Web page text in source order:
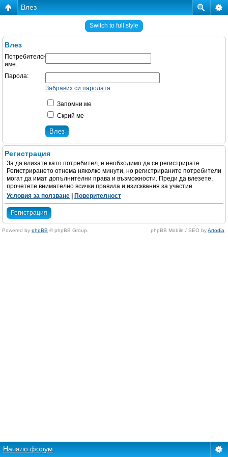
Влез
Switch to full style
Влез
Потребителско
име:
Парола:
Забравих си паролата
Запомни ме
Скрий ме
Регистрация
За да влизате като потребител, е необходимо да се регистрирате.
Регистрирането отнема няколко минути, но регистрираните потребители
могат да имат допълнителни права и възможности. Преди да влезете,
прочетете внимателно всички правила и изисквания за участие.
Условия за ползване
Поверителност
Регистрация
Powered by phpBB © phpBB Group. phpBB Mobile / SEO byArtodia
Начало форум